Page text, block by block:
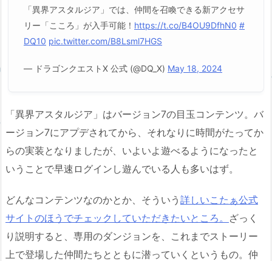
「異界アスタルジア」では、仲間を召喚できる新アクセサ
リー「こころ」が入手可能！ https://t.co/B4OU9DfhN0 #
DQ10 pic.twitter.com/B8Lsml7HGS
— ドラゴンクエストX 公式 (@DQ_X) May 18, 2024
「異界アスタルジア」はバージョン7の目玉コンテンツ。バ
ージョン7にアプデされてから、それなりに時間がたってか
らの実装となりましたが、いよいよ遊べるようになったと
いうことで早速ログインし遊んでいる人も多いはず。
どんなコンテンツなのかとか、そういう 詳しいこたぁ公式
サイトのほうでチェックしていただきたいところ。 ざっく
り説明すると、専用のダンジョンを、これまでストーリー
上で登場した仲間たちとともに潜っていくというもの。仲